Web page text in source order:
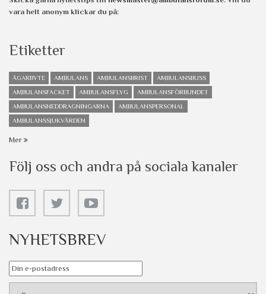
vara helt anonym klickar du på:
Etiketter
ÄGARBYTE AMBULANS AMBULANSBRIST
AMBULANSBUSS
AMBULANSFACKET
AMBULANSFLYG
AMBULANSFÖRBUNDET
AMBULANSNEDDRAGNINGARNA
AMBULANSPERSONAL
AMBULANSSJUKVÅRDEN
Mer
Följ oss och andra på sociala kanaler
NYHETSBREV